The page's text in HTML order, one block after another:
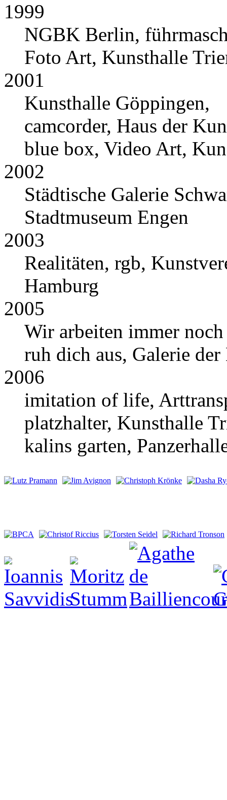
1999
NGBK Berlin,
Foto Art, Kunsthalle
2001
Kunsthalle Göppingen,
camcorder, Haus der
blue box, Video Art,
2002
Städtische Galerie
Stadtmuseum Engen
2003
Realitäten, rgb,
Hamburg
2005
Wir arbeiten immer
ruh dich aus, Galerie
2006
imitation of life,
platzhalter, Kunsthalle
kalins garten,